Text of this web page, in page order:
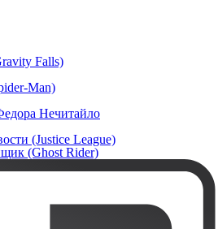
Falls)
Man)
Нечитайло
(Justice League)
(Ghost Rider)